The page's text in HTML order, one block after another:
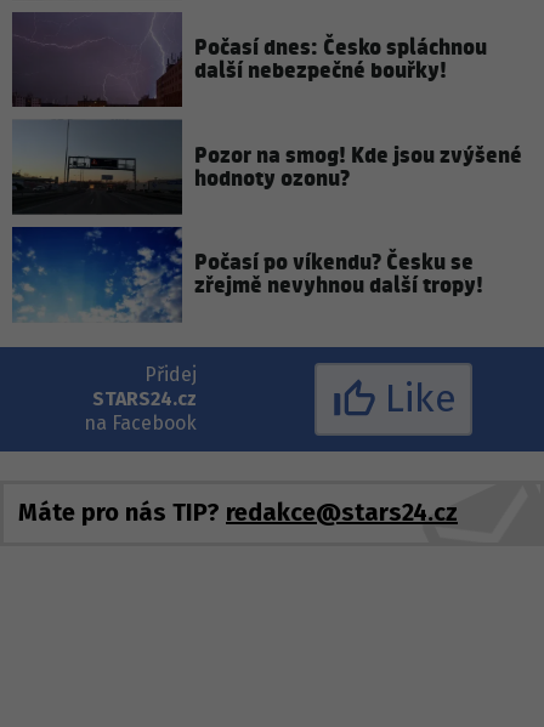
Počasí dnes: Česko spláchnou
další nebezpečné bouřky!
Pozor na smog! Kde jsou zvýšené
hodnoty ozonu?
Počasí po víkendu? Česku se
zřejmě nevyhnou další tropy!
Přidej
STARS24.cz
na Facebook
Like
Máte pro nás TIP? redakce@stars24.cz